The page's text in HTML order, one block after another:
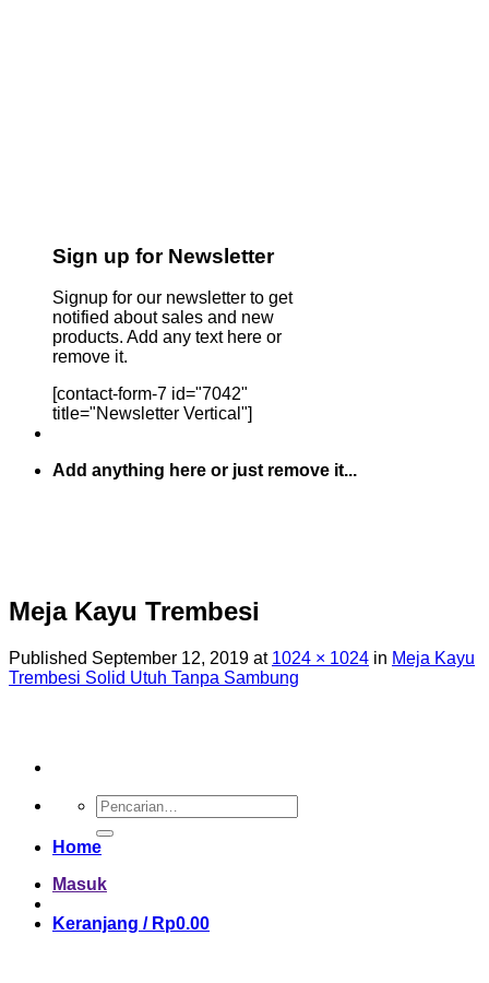
Sign up for Newsletter
Signup for our newsletter to get
notified about sales and new
products. Add any text here or
remove it.
[contact-form-7 id="7042"
title="Newsletter Vertical"]
Add anything here or just remove it...
Pencarian
untuk:
Home
Masuk
Keranjang / Rp0.00
Meja Kayu Trembesi
Published September 12, 2019 at 1024 × 1024 in Meja Kayu
Trembesi Solid Utuh Tanpa Sambung